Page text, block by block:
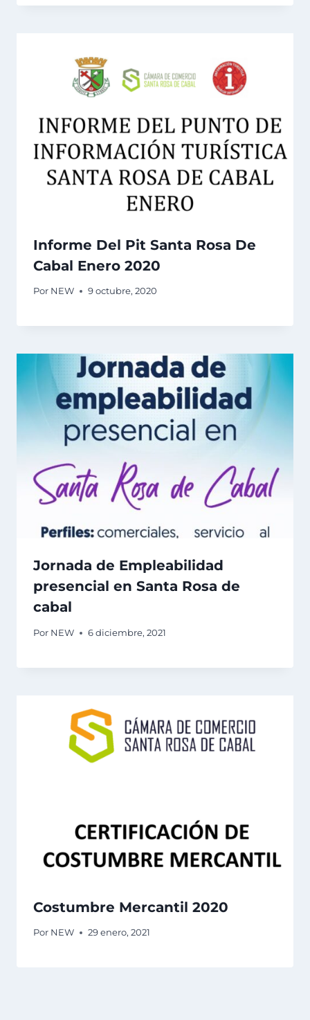
Informe Del Pit Santa Rosa De
Cabal Enero 2020
Por NEW 9 octubre, 2020
Jornada de Empleabilidad
presencial en Santa Rosa de
cabal
Por NEW 6 diciembre, 2021
Costumbre Mercantil 2020
Por NEW 29 enero, 2021